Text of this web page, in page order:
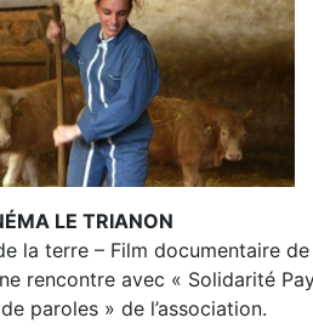
LE TRIANON
la terre – Film documentaire
rencontre avec « Solidarité
paroles » de l’association.